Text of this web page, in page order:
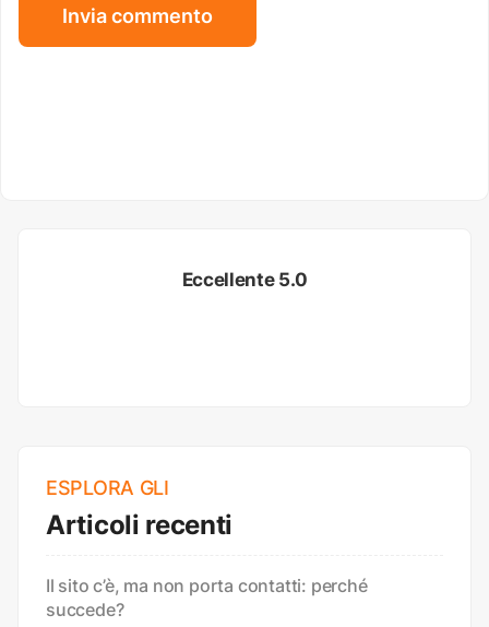
Eccellente 5.0
ESPLORA GLI
Articoli recenti
Il sito c’è, ma non porta contatti: perché
succede?